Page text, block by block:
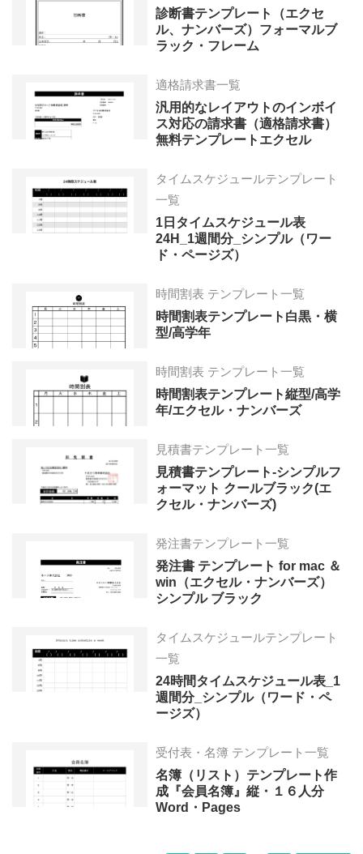
診断書テンプレート（エクセ
ル、ナンバーズ）フォーマルブ
ラック・フレーム
適格請求書一覧
汎用的なレイアウトのインボイ
ス対応の請求書（適格請求書）
無料テンプレートエクセル
タイムスケジュールテンプレート
一覧
1日タイムスケジュール表
24H_1週間分_シンプル（ワー
ド・ページズ）
時間割表 テンプレート一覧
時間割表テンプレート白黒・横
型/高学年
時間割表 テンプレート一覧
時間割表テンプレート縦型/高学
年/エクセル・ナンバーズ
見積書テンプレート一覧
見積書テンプレート-シンプルフ
ォーマット クールブラック(エ
クセル・ナンバーズ)
発注書テンプレート一覧
発注書 テンプレート for mac ＆
win（エクセル・ナンバーズ）
シンプル ブラック
タイムスケジュールテンプレート
一覧
24時間タイムスケジュール表_1
週間分_シンプル（ワード・ペ
ージズ）
受付表・名簿 テンプレート一覧
名簿（リスト）テンプレート作
成『会員名簿』縦・１６人分
Word・Pages